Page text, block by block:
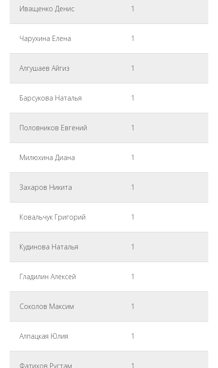
Иващенко Денис 1
Чарухина Елена 1
Алгушаев Айгиз 1
Барсукова Наталья 1
Половников Евгений 1
Милюхина Диана 1
Захаров Никита 1
Ковальчук Григорий 1
Кудинова Наталья 1
Гладилин Алексей 1
Соколов Максим 1
Алпацкая Юлия 1
Фатихов Рустам 1